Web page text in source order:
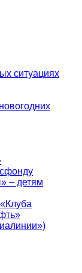
ситуациях
– детям